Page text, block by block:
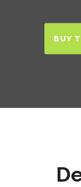
BUY